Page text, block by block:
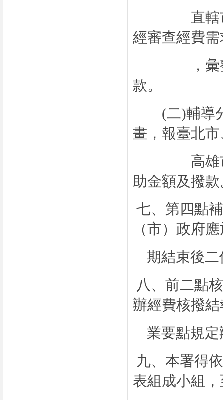
直轄市、
經審查經費需
，彙整列
款。
(二)輔導
畫，報臺北市
高雄市政
助金額及撥款
七、第四點
（市）政府
期結束後
八、前二點
辦經費核撥結
業要點規定
九、本署得
表組成小組